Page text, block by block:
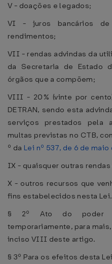
V - doações e legados;
VI - juros bancários
rendimentos;
VII - rendas advindas da
da Secretaria de Estado
órgãos que a compõem;
VIII - 20% (vinte por
DETRAN, sendo esta
serviços prestados pela
multas previstas no CTB,
º da Lei nº 537, de 6 de maio
IX - quaisquer outras
X - outros recursos que
fins estabelecidos nesta
§ 2º Ato do poder
temporariamente, para
inciso VIII deste artigo.
§ 3º Para os efeitos desta